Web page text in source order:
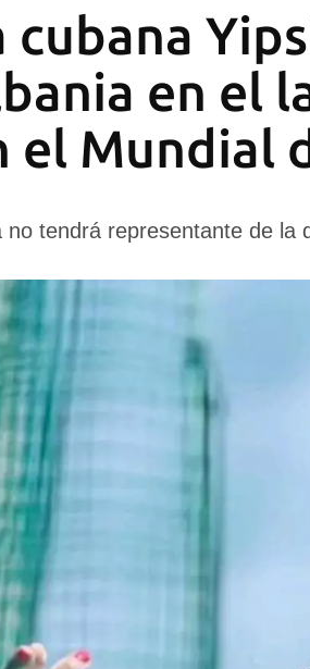
cubana
en el
el Mundial
no tendrá representante de la